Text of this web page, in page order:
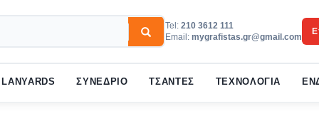
support@website.com . Thank you!
Tel:210 3612 111
Email:mygrafistas.gr@gmail.com
LANYARDS ΣΥΝΕΔΡΙΟ ΤΣΑΝΤΕΣ ΤΕΧΝΟΛΟΓΙΑ